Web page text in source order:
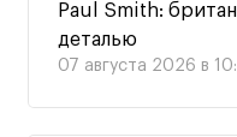
Paul Smith:
деталью
07 августа 2026 в